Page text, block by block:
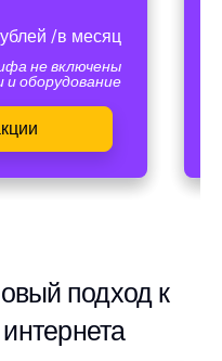
/в месяц
не включены
и оборудование
подход к